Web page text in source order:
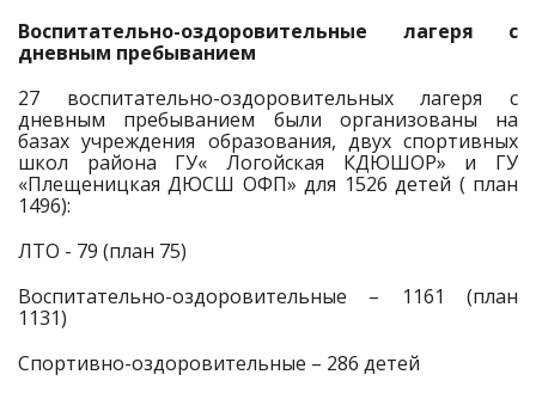
Воспитательно-оздоровительные лагеря с
дневным пребыванием
27 воспитательно-оздоровительных лагеря с
дневным пребыванием были организованы на
базах учреждения образования, двух спортивных
школ района ГУ« Логойская КДЮШОР» и ГУ
«Плещеницкая ДЮСШ ОФП» для 1526 детей ( план
1496):
ЛТО - 79 (план 75)
Воспитательно-оздоровительные – 1161 (план
1131)
Спортивно-оздоровительные – 286 детей